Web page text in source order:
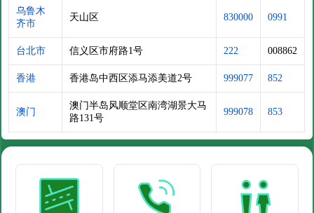
乌鲁木
齐市
天山区 830000 0991
台北市 信义区市府路1号 222 008862
香港 香港岛中西区添马添美道2号 999077 852
澳门
澳门半岛风顺堂区南湾湖景大马
路131号
999078 853